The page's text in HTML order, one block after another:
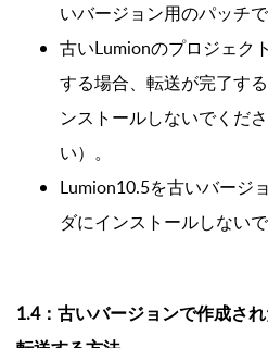
いバージョン用のパッチで
古いLumionのプロジェク
する場合、転送が完了す
ンストールしないでくだ
い）。
Lumion10.5を古いバージ
ダにインストールしないで
1.4：古いバージョンで作成さ